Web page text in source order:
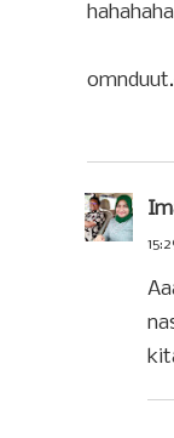
hahahaha